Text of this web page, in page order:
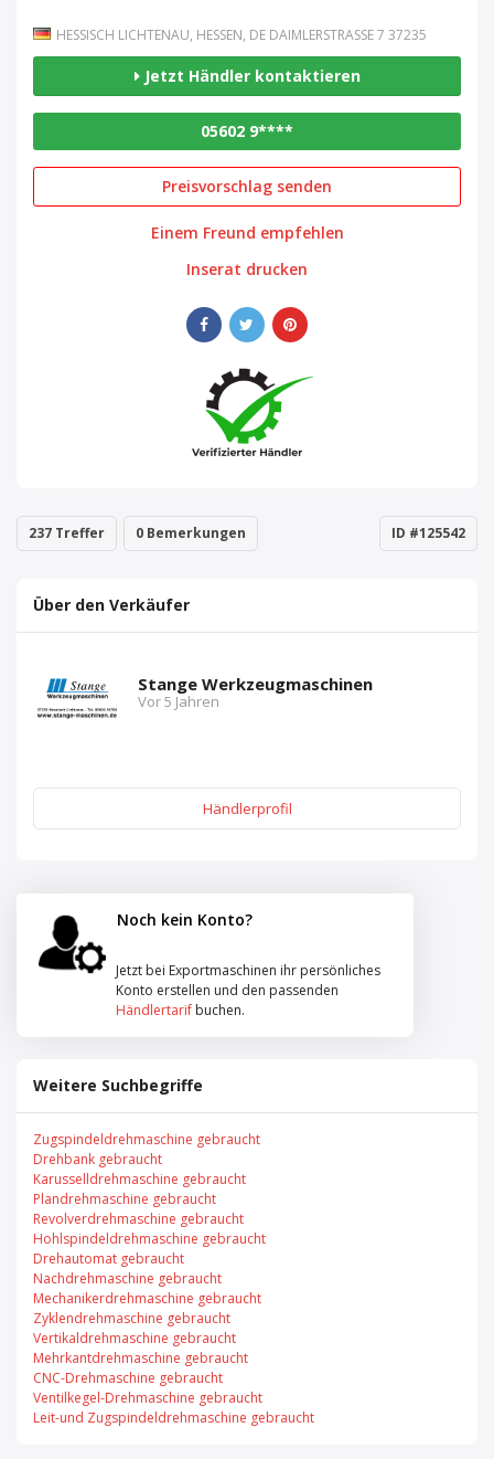
HESSISCH LICHTENAU, HESSEN, DE DAIMLERSTRASSE 7 37235
Jetzt Händler kontaktieren
05602 9****
Preisvorschlag senden
Einem Freund empfehlen
Inserat drucken
237 Treffer 0 Bemerkungen ID #125542
Über den Verkäufer
Stange Werkzeugmaschinen
Vor 5 Jahren
Händlerprofil
Noch kein Konto?
Jetzt bei Exportmaschinen ihr persönliches
Konto erstellen und den passenden
Händlertarif buchen.
Weitere Suchbegriffe
Zugspindeldrehmaschine gebraucht
Drehbank gebraucht
Karusselldrehmaschine gebraucht
Plandrehmaschine gebraucht
Revolverdrehmaschine gebraucht
Hohlspindeldrehmaschine gebraucht
Drehautomat gebraucht
Nachdrehmaschine gebraucht
Mechanikerdrehmaschine gebraucht
Zyklendrehmaschine gebraucht
Vertikaldrehmaschine gebraucht
Mehrkantdrehmaschine gebraucht
CNC-Drehmaschine gebraucht
Ventilkegel-Drehmaschine gebraucht
Leit-und Zugspindeldrehmaschine gebraucht